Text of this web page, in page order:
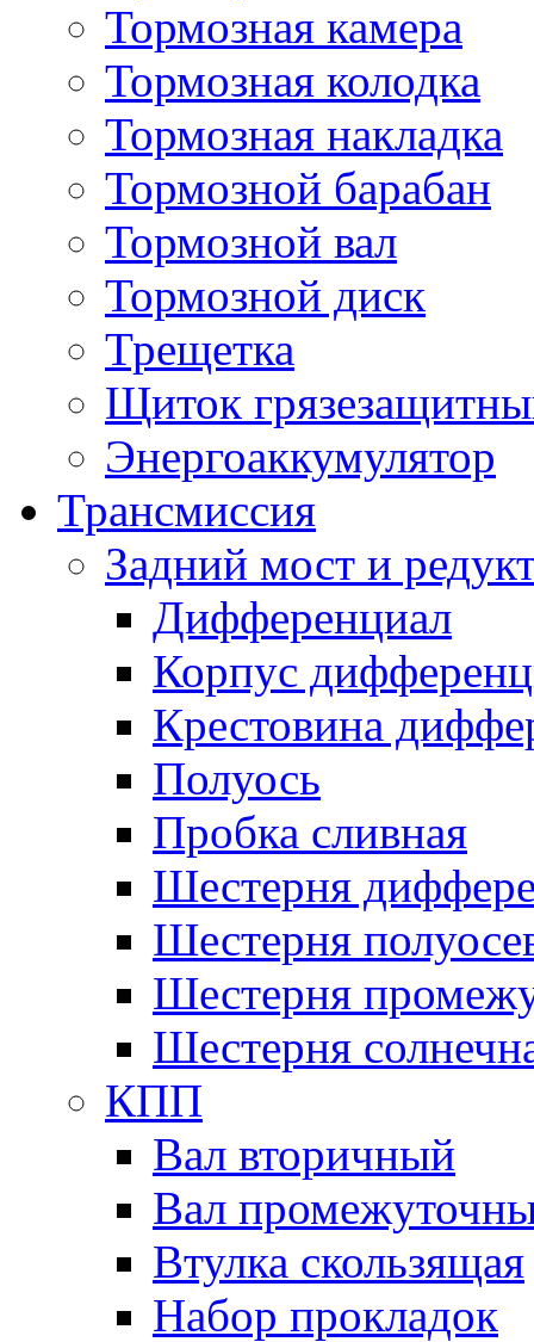
Тормозная камера
Тормозная колодка
Тормозная накладка
Тормозной барабан
Тормозной вал
Тормозной диск
Трещетка
Щиток
Энергоаккумулятор
Трансмиссия
Задний мост и
Дифференциал
Корпус
Крестовина
Полуось
Пробка сливная
Шестерня
Шестерня
Шестерня
Шестерня
КПП
Вал вторичный
Вал
Втулка скользящая
Набор прокладок